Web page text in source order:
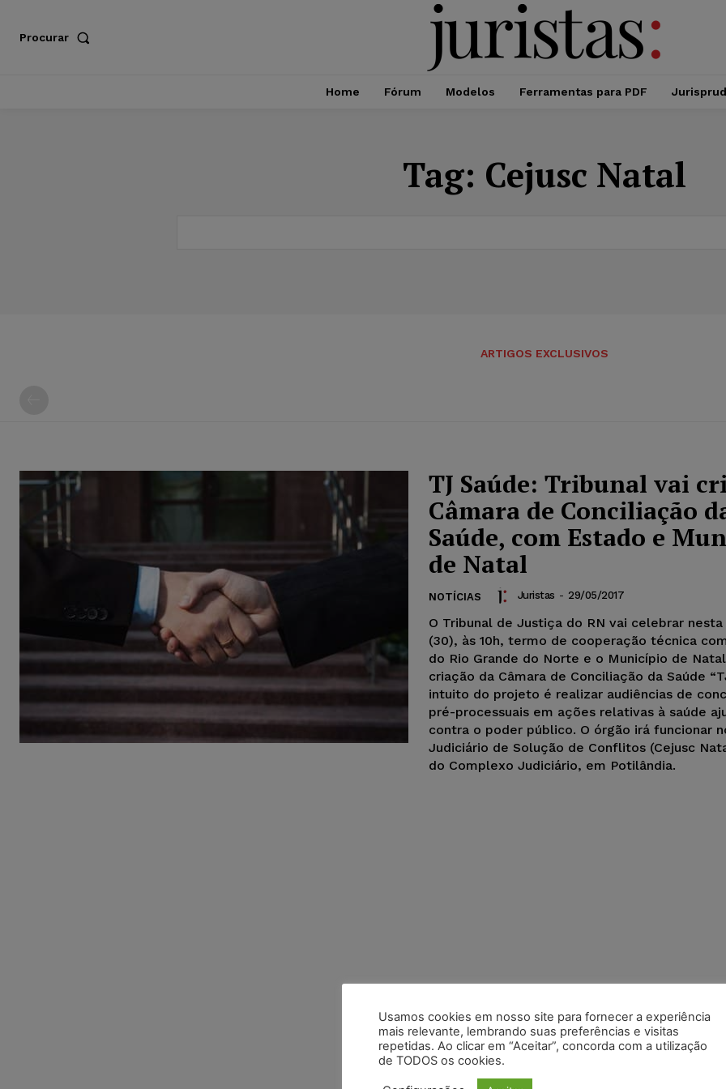
Procurar
Home Fórum Modelos Ferramentas para PDF
Tag: Cejusc Natal
ARTIGOS EXCLUSIVOS
TJ Saúde: Tribunal vai
Câmara de Conciliação
Saúde, com Estado e
de Natal
NOTÍCIAS Juristas - 29/05/2017
O Tribunal de Justiça do RN vai celebrar
(30), às 10h, termo de cooperação técnica
do Rio Grande do Norte e o Município de
criação da Câmara de Conciliação da Saúde
intuito do projeto é realizar audiências de
pré-processuais em ações relativas à saúde
contra o poder público. O órgão irá funcionar
Judiciário de Solução de Conflitos (Cejusc
do Complexo Judiciário, em Potilândia.
Usamos cookies em nosso site para fornecer a experiência
mais relevante, lembrando suas preferências e visitas
repetidas. Ao clicar em “Aceitar”, concorda com a utilização
de TODOS os cookies.